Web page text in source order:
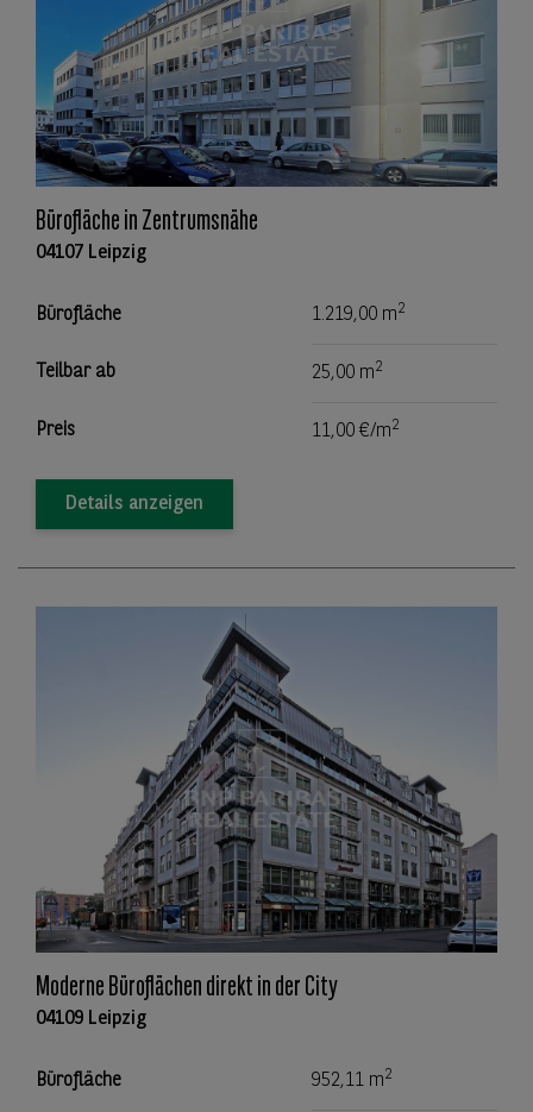
Bürofläche in Zentrumsnähe
04107 Leipzig
Bürofläche 1.219,00 m2
Teilbar ab 25,00 m2
Preis 11,00 €/m2
Details anzeigen
Moderne Büroflächen direkt in der City
04109 Leipzig
Bürofläche 952,11 m2